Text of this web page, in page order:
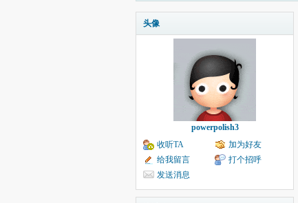
头像
powerpolish3
收听TA
加为好友
给我留言
打个招呼
发送消息